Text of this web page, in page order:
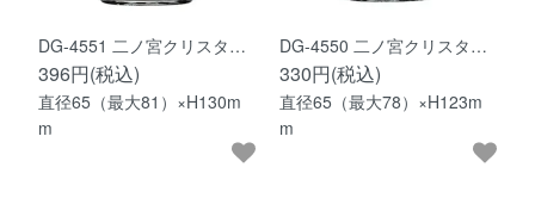
DG-4551 二ノ宮クリスタ…
396円(税込)
直径65（最大81）×H130m
m
DG-4550 二ノ宮クリスタ…
330円(税込)
直径65（最大78）×H123m
m